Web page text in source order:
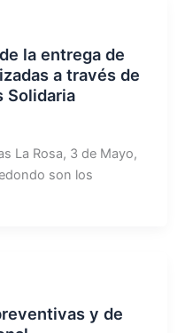
la entrega de
a través de
Solidaria
La Rosa, 3 de Mayo,
son los
y de